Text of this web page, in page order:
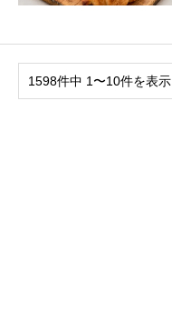
1598件中 1〜10件を表示